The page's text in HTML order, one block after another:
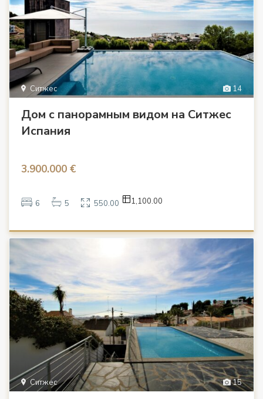
14
Ситжес
Дом с панорамным видом на Ситжес
Испания
3.900.000 €
6 5 550.00 1,100.00
15
Ситжес